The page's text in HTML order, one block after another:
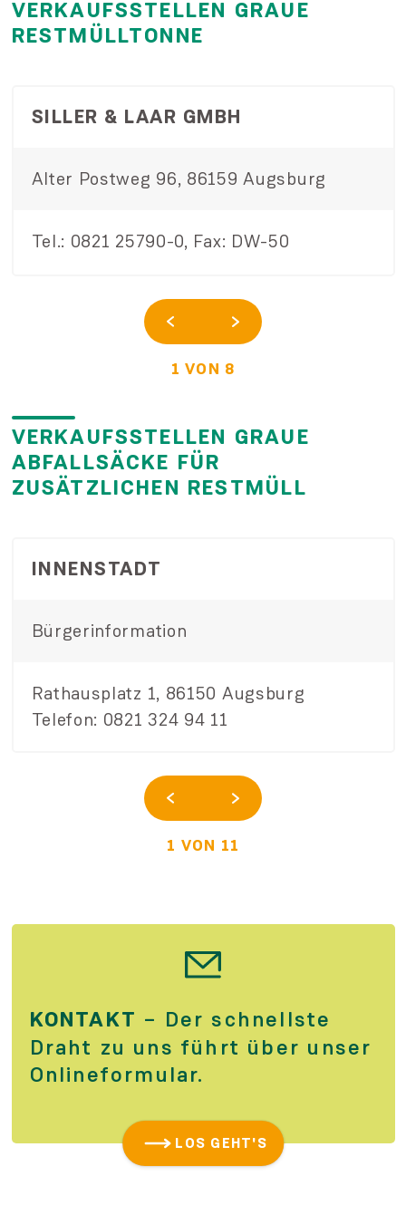
VERKAUFSSTELLEN GRAUE
RESTMÜLLTONNE
SILLER & LAAR GMBH
Alter Postweg 96, 86159 Augsburg
Tel.: 0821 25790-0, Fax: DW-50
1 VON 8
VERKAUFSSTELLEN GRAUE
ABFALLSÄCKE FÜR
ZUSÄTZLICHEN RESTMÜLL
INNENSTADT
Bürgerinformation
Rathausplatz 1, 86150 Augsburg
Telefon: 0821 324 94 11
1 VON 11
KONTAKT – Der schnellste
Draht zu uns führt über unser
Online­formular.
LOS GEHT'S